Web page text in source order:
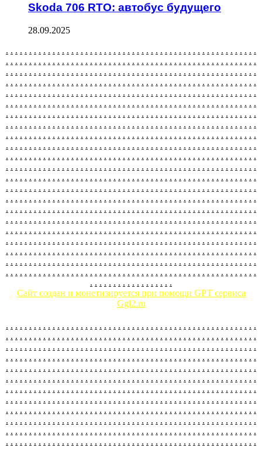
Skoda 706 RTO: автобус будущего
28.09.2025
. . . . . . . . . . . . . . . . . . . . . . . . . . . . . . . . . . . . . . . . . . . . . . . . . . . . . .
. . . . . . . . . . . . . . . . . . . . . . . . . . . . . . . . . . . . . . . . . . . . . . . . . . . . . .
. . . . . . . . . . . . . . . . . . . . . . . . . . . . . . . . . . . . . . . . . . . . . . . . . . . . . .
. . . . . . . . . . . . . . . . . . . . . . . . . . . . . . . . . . . . . . . . . . . . . . . . . . . . . .
. . . . . . . . . . . . . . . . . . . . . . . . . . . . . . . . . . . . . . . . . . . . . . . . . . . . . .
. . . . . . . . . . . . . . . . . . . . . . . . . . . . . . . . . . . . . . . . . . . . . . . . . . . . . .
. . . . . . . . . . . . . . . . . . . . . . . . . . . . . . . . . . . . . . . . . . . . . . . . . . . . . .
. . . . . . . . . . . . . . . . . . . . . . . . . . . . . . . . . . . . . . . . . . . . . . . . . . . . . .
. . . . . . . . . . . . . . . . . . . . . . . . . . . . . . . . . . . . . . . . . . . . . . . . . . . . . .
. . . . . . . . . . . . . . . . . . . . . . . . . . . . . . . . . . . . . . . . . . . . . . . . . . . . . .
. . . . . . . . . . . . . . . . . . . . . . . . . . . . . . . . . . . . . . . . . . . . . . . . . . . . . .
. . . . . . . . . . . . . . . . . . . . . . . . . . . . . . . . . . . . . . . . . . . . . . . . . . . . . .
. . . . . . . . . . . . . . . . . . . . . . . . . . . . . . . . . . . . . . . . . . . . . . . . . . . . . .
. . . . . . . . . . . . . . . . . . . . . . . . . . . . . . . . . . . . . . . . . . . . . . . . . . . . . .
. . . . . . . . . . . . . . . . . . . . . . . . . . . . . . . . . . . . . . . . . . . . . . . . . . . . . .
. . . . . . . . . . . . . . . . . . . . . . . . . . . . . . . . . . . . . . . . . . . . . . . . . . . . . .
. . . . . . . . . . . . . . . . . . . . . . . . . . . . . . . . . . . . . . . . . . . . . . . . . . . . . .
. . . . . . . . . . . . . . . . . . . . . . . . . . . . . . . . . . . . . . . . . . . . . . . . . . . . . .
. . . . . . . . . . . . . . . . . . . . . . . . . . . . . . . . . . . . . . . . . . . . . . . . . . . . . .
. . . . . . . . . . . . . . . . . . . . . . . . . . . . . . . . . . . . . . . . . . . . . . . . . . . . . .
. . . . . . . . . . . . . . . . . . . . . . . . . . . . . . . . . . . . . . . . . . . . . . . . . . . . . .
. . . . . . . . . . . . . . . . . . . . . . . . . . . . . . . . . . . . . . . . . . . . . . . . . . . . . .
. . . . . . . . . . . . . . . . . .
Сайт создан и монетизируется при помощи GPT сервиса
Ggl2.ru
. . . . . . . . . . . . . . . . . . . . . . . . . . . . . . . . . . . . . . . . . . . . . . . . . . . . . .
. . . . . . . . . . . . . . . . . . . . . . . . . . . . . . . . . . . . . . . . . . . . . . . . . . . . . .
. . . . . . . . . . . . . . . . . . . . . . . . . . . . . . . . . . . . . . . . . . . . . . . . . . . . . .
. . . . . . . . . . . . . . . . . . . . . . . . . . . . . . . . . . . . . . . . . . . . . . . . . . . . . .
. . . . . . . . . . . . . . . . . . . . . . . . . . . . . . . . . . . . . . . . . . . . . . . . . . . . . .
. . . . . . . . . . . . . . . . . . . . . . . . . . . . . . . . . . . . . . . . . . . . . . . . . . . . . .
. . . . . . . . . . . . . . . . . . . . . . . . . . . . . . . . . . . . . . . . . . . . . . . . . . . . . .
. . . . . . . . . . . . . . . . . . . . . . . . . . . . . . . . . . . . . . . . . . . . . . . . . . . . . .
. . . . . . . . . . . . . . . . . . . . . . . . . . . . . . . . . . . . . . . . . . . . . . . . . . . . . .
. . . . . . . . . . . . . . . . . . . . . . . . . . . . . . . . . . . . . . . . . . . . . . . . . . . . . .
. . . . . . . . . . . . . . . . . . . . . . . . . . . . . . . . . . . . . . . . . . . . . . . . . . . . . .
. . . . . . . . . . . . . . . . . . . . . . . . . . . . . . . . . . . . . . . . . . . . . . . . . . . . . .